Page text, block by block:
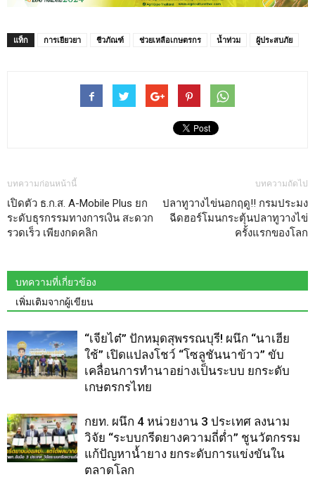
แท็ก การเยียวยา ชีวภัณฑ์ ช่วยเหลือเกษตรกร น้ำท่วม ผู้ประสบภัย
บทความก่อนหน้านี้
เปิดตัว ธ.ก.ส. A-Mobile Plus ยก
ระดับธุรกรรมทางการเงิน สะดวก
รวดเร็ว เพียงกดคลิก
บทความถัดไป
ปลาทูวางไข่นอกฤดู!! กรมประมง
ฉีดฮอร์โมนกระตุ้นปลาทูวางไข่
ครั้งแรกของโลก
บทความที่เกี่ยวข้อง
เพิ่มเติมจากผู้เขียน
“เจียไต๋” ปักหมุดสุพรรณบุรี! ผนึก “นาเฮีย
ใช้” เปิดแปลงโชว์ “โซลูชันนาข้าว” ขับ
เคลื่อนการทำนาอย่างเป็นระบบ ยกระดับ
เกษตรกรไทย
กยท. ผนึก 4 หน่วยงาน 3 ประเทศ ลงนาม
วิจัย “ระบบกรีดยางความถี่ต่ำ” ชูนวัตกรรม
แก้ปัญหาน้ำยาง ยกระดับการแข่งขันใน
ตลาดโลก